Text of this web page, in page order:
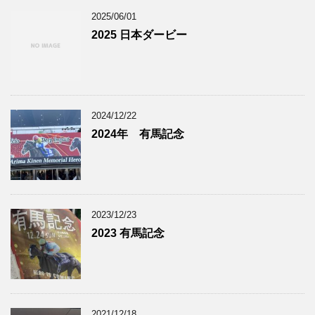
2025/06/01
2025 日本ダービー
2024/12/22
2024年 有馬記念
2023/12/23
2023 有馬記念